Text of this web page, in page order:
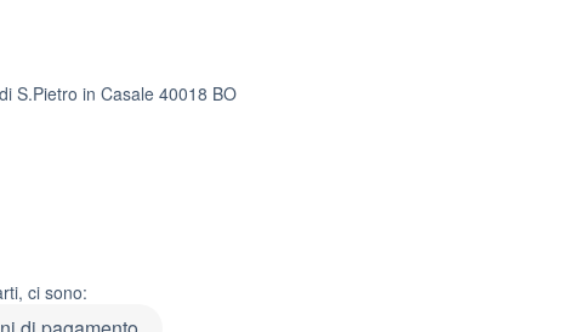
S.Pietro in Casale 40018 BO
ci sono: